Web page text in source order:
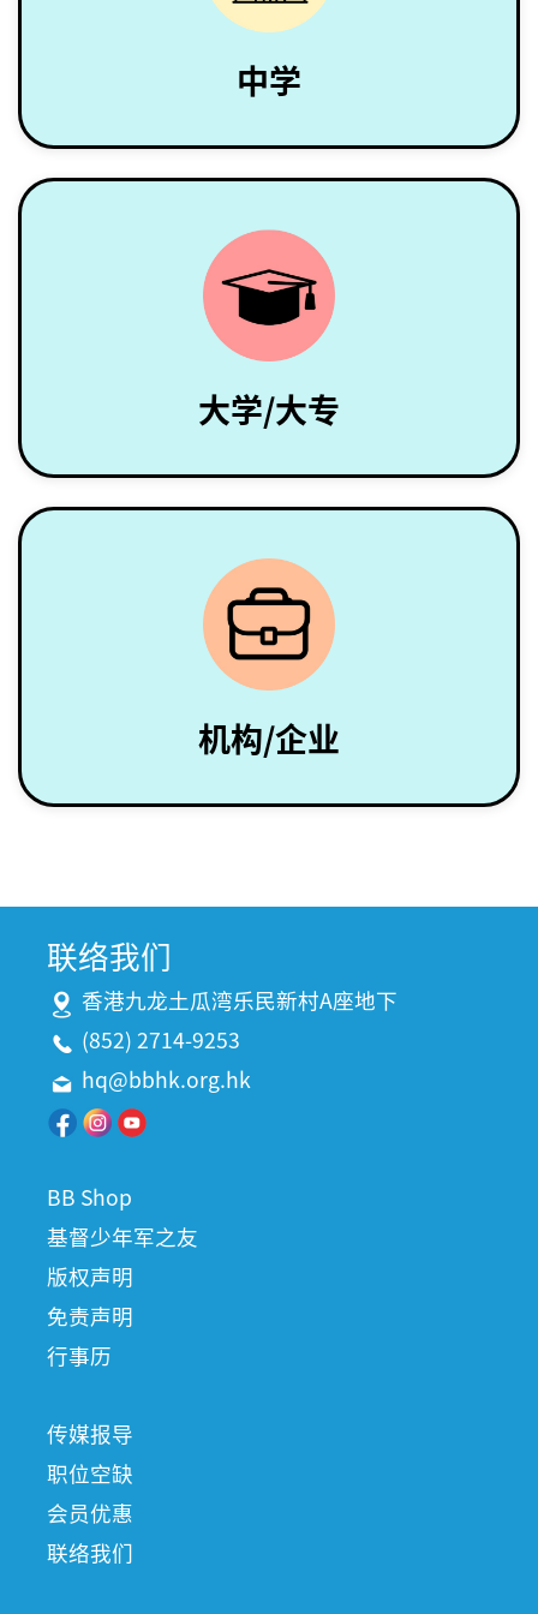
中学
大学/大专
机构/企业
联络我们
香港九龙土瓜湾乐民新村A座地下
(852) 2714-9253
hq@bbhk.org.hk
BB Shop
基督少年军之友
版权声明
免责声明
行事历
传媒报导
职位空缺
会员优惠
联络我们